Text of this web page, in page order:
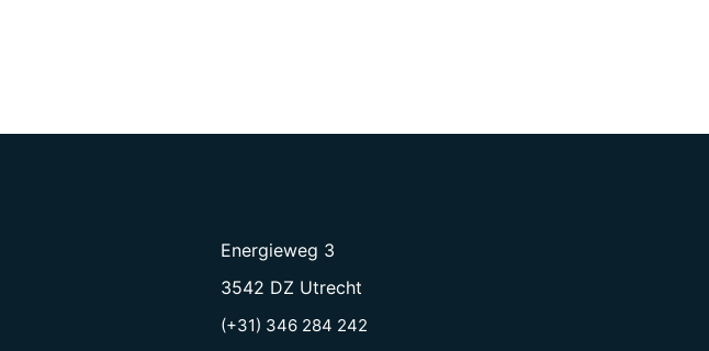
Energieweg 3
3542 DZ Utrecht
(+31) 346 284 242